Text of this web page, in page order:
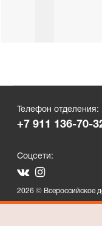
2026 © Всероссийское
Телефон отделения:
+7 911 136-70-
Соцсети: